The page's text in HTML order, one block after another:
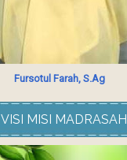
Fursotul Farah, S.Ag
VISI MISI MADRASAH